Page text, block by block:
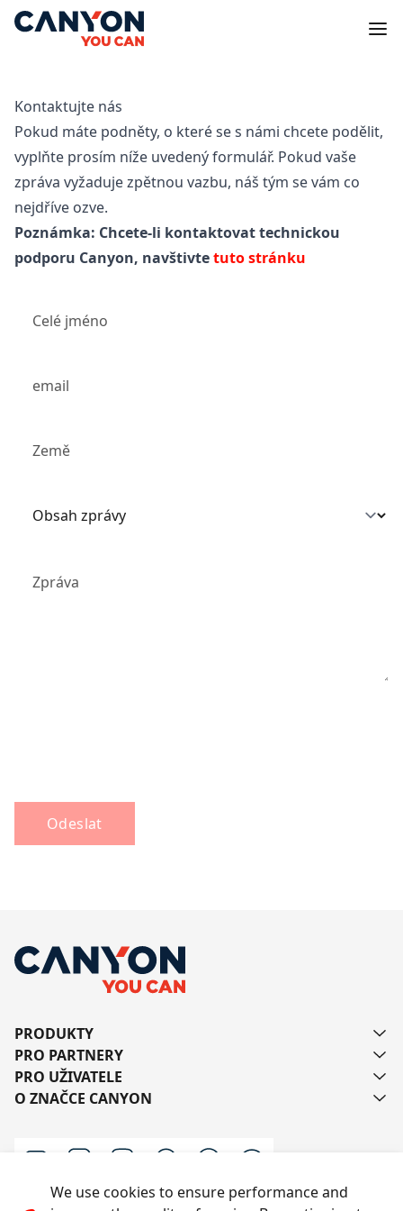
Kontaktujte nás
Pokud máte podněty, o které se s námi chcete podělit,
vyplňte prosím níže uvedený formulář. Pokud vaše
zpráva vyžaduje zpětnou vazbu, náš tým se vám co
nejdříve ozve.
Poznámka: Chcete-li kontaktovat technickou
podporu Canyon, navštivtetuto stránku
Odeslat
PRODUKTY
PRO PARTNERY
PRO UŽIVATELE
O ZNAČCE CANYON
We use cookies to ensure performance and